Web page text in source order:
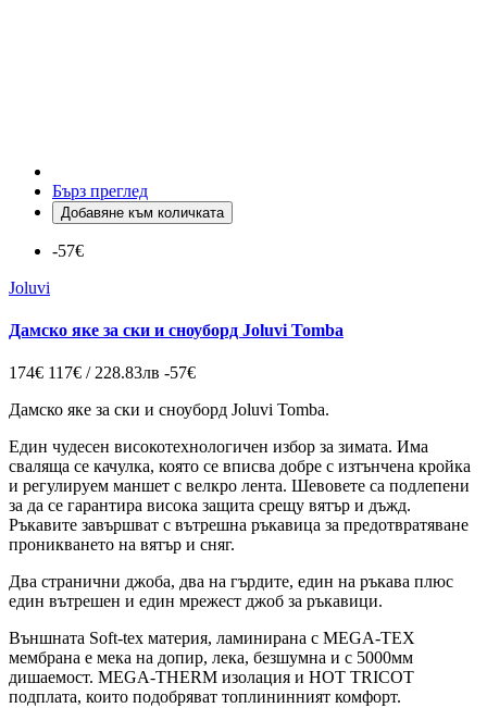
Бърз преглед
Добавяне към количката
-57€
Joluvi
Дамско яке за ски и сноуборд Joluvi Tomba
174€ 117€ / 228.83лв -57€
Дамско яке за ски и сноуборд Joluvi Tomba.
Един чудесен високотехнологичен избор за зимата. Има
сваляща се качулка, която се вписва добре с изтънчена кройка
и регулируем маншет с велкро лента. Шевовете са подлепени
за да се гарантира висока защита срещу вятър и дъжд.
Ръкавите завършват с вътрешна ръкавица за предотвратяване
проникването на вятър и сняг.
Два странични джоба, два на гърдите, един на ръкава плюс
един вътрешен и един мрежест джоб за ръкавици.
Външната Soft-tex материя, ламинирана с MEGA-TEX
мембрана е мека на допир, лека, безшумна и с 5000мм
дишаемост. MEGA-THERM изолация и HOT TRICOT
подплата, които подобряват топлининният комфорт.